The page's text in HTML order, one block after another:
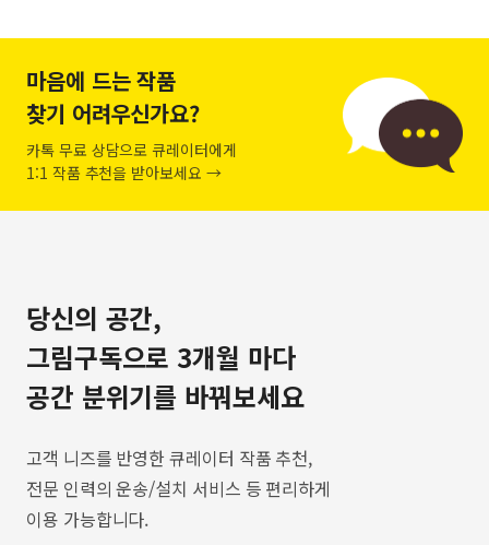
마음에 드는 작품
찾기 어려우신가요?
카톡 무료 상담으로 큐레이터에게
1:1 작품 추천을 받아보세요 →
당신의 공간,
그림구독으로 3개월 마다
공간 분위기를 바꿔보세요
고객 니즈를 반영한 큐레이터 작품 추천,
전문 인력의 운송/설치 서비스 등 편리하게
이용 가능합니다.